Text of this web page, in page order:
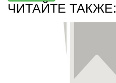
ЧИТАЙТЕ ТАКЖЕ: